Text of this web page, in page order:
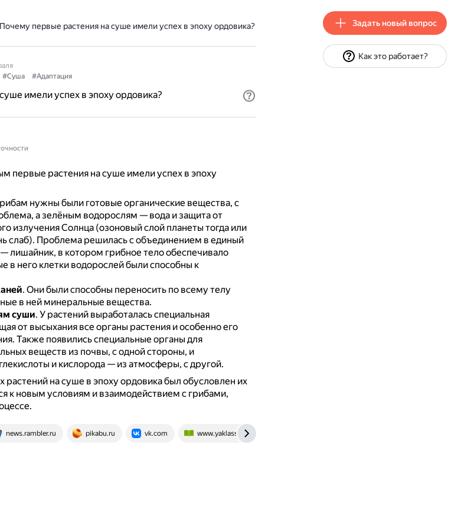
Почему первые растения на суше имели успех в эпоху ордовика?
#Суша #Адаптация
имели успех в эпоху ордовика?
первые растения на суше имели успех в эпоху
нужны были готовые органические вещества, с
а зелёным водорослям — вода и защита от
излучения Солнца (озоновый слой планеты тогда или
слаб). Проблема решилась с объединением в единый
лишайник, в котором грибное тело обеспечивало
в него клетки водорослей были способны к
. Они были способны переносить по всему телу
в ней минеральные вещества.
суши. У растений выработалась специальная
от высыхания все органы растения и особенно его
Также появились специальные органы для
веществ из почвы, с одной стороны, и
и кислорода — из атмосферы, с другой.
на суше в эпоху ордовика был обусловлен их
к новым условиям и взаимодействием с грибами,
news.rambler.ru pikabu.ru vk.com www.yaklass.ru
Задать новый вопрос
Как это работает?